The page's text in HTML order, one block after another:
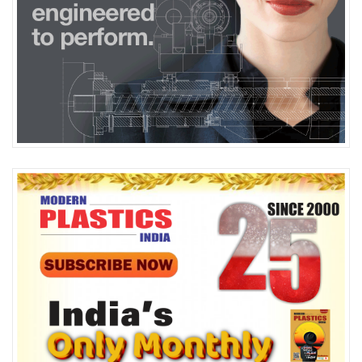
must be supplied at a constant rate with no intake limits. While
this can be accomplished either by pelletizing the waste plastic
or regrind, or by using a compacting process, these are very
energy-intensive processes and increase both capital and
operating costs. In contrast, theZS-B MEGAfeedside feeder, on
display in Pavilion FG/CE07, reliably feeds recycled materials
otherZSK extruders. This allows for recycling and
compounding of lightweight, high-volume fibers and flakes at
high throughputs.
Seamless connection of bulk material handling and feeding
technology Coperion is an expert in numerous feeding
technologies that stand out with their high-accuracy and easy
handling. Representative
of this expertise, in Pavilion FG/CE07
Coperionwill display a Coperion K-Tron K3-V200 vibratory